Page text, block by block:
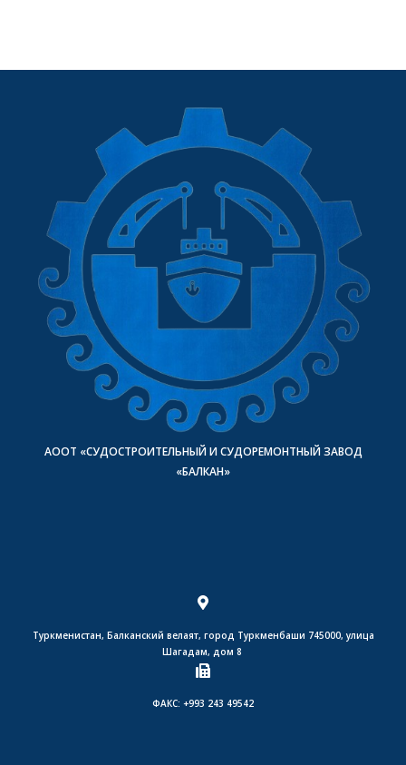
АООТ «СУДОСТРОИТЕЛЬНЫЙ И СУДОРЕМОНТНЫЙ ЗАВОД
«БАЛКАН»
Туркменистан, Балканский велаят, город Туркменбаши 745000, улица
Шагадам, дом 8
ФАКС: +993 243 49542